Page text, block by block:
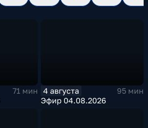
71 мин
4 августа
95 мин
Эфир 04.08.2026